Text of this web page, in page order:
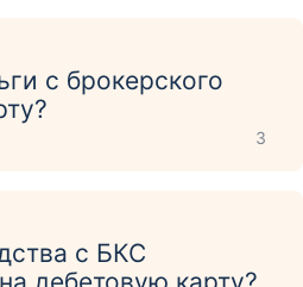
с брокерского
3
с БКС